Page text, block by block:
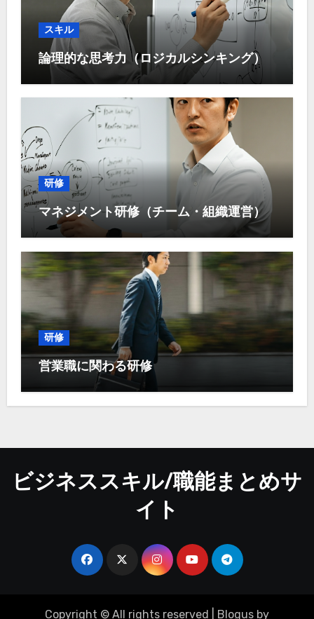
スキル
論理的な思考力（ロジカルシンキング）
研修
マネジメント研修（チーム・組織運営）
研修
営業職に関わる研修
ビジネススキル/職能まとめサ
イト
Copyright © All rights reserved Blogus by